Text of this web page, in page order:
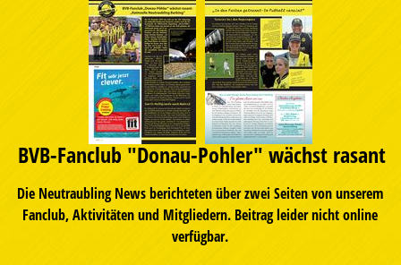
BVB-Fanclub "Donau-Pohler" wächst rasant
Die Neutraubling News berichteten über zwei Seiten von unserem
Fanclub, Aktivitäten und Mitgliedern. Beitrag leider nicht online
verfügbar.